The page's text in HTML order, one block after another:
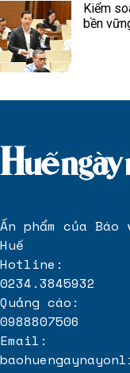
Kiểm
bền
Ấn phẩm của
Huế
Hotline:
0234.3845932
Quảng cáo:
0988807506
Email: